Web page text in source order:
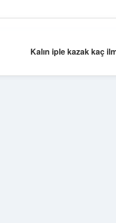
Kalın iple kazak kaç